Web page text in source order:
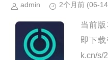
admin 2个月前 (06-
当前
即下
k.cn/s/